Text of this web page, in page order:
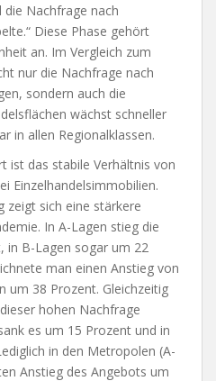
die Nachfrage nach
Diese Phase gehört
an. Im Vergleich zum
nur die Nachfrage nach
sondern auch die
wächst schneller
in allen Regionalklassen.
ist das stabile Verhältnis von
Einzelhandelsimmobilien.
zeigt sich eine stärkere
In A-Lagen stieg die
in B-Lagen sogar um 22
man einen Anstieg von
um 38 Prozent. Gleichzeitig
hohen Nachfrage
es um 15 Prozent und in
in den Metropolen (A-
Anstieg des Angebots um